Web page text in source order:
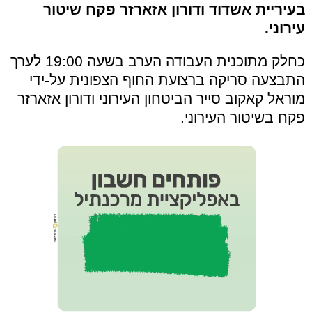
בעיריית אשדוד ודורון אזארזר פקח שיטור
עירוני.
כחלק מתוכנית העבודה הערב בשעה 19:00 לערך
התבצעה סריקה ברצועת החוף הצפונית על-ידי
מוראל קאקוב סייר הביטחון העירוני ודורון אזארזר
פקח בשיטור העירוני.